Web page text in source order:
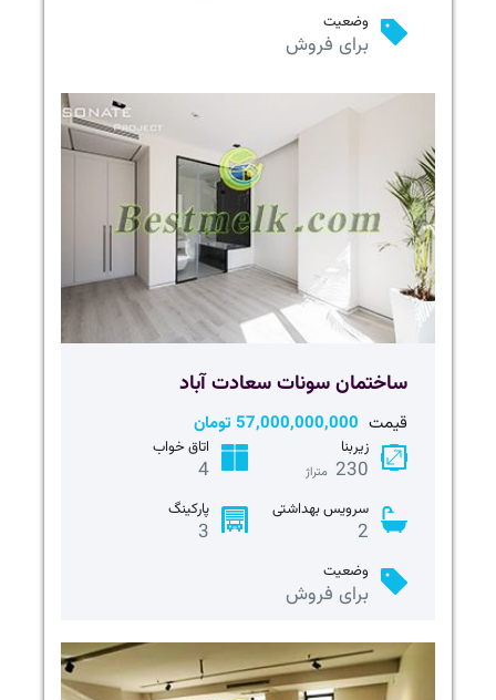
وضعیت
برای فروش
ساختمان سونات سعادت آباد
قیمت 57,000,000,000 تومان
زیربنا
230 متراژ
اتاق خواب
4
سرویس بهداشتی
2
پارکینگ
3
وضعیت
برای فروش